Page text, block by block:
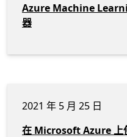
Azure Machine
器
2021 年 5 月 25 日
在 Microsoft Azure 上